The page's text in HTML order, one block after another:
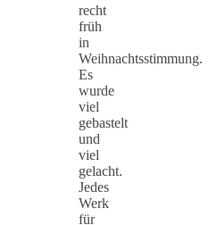
recht
früh
in
Weihnachtsstimmung.
Es
wurde
viel
gebastelt
und
viel
gelacht.
Jedes
Werk
für